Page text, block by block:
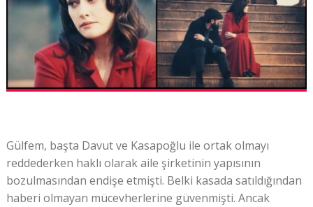
Gülfem, başta Davut ve Kasapoğlu ile ortak olmayı
reddederken haklı olarak aile şirketinin yapısının
bozulmasından endişe etmişti. Belki kasada satıldığından
haberi olmayan mücevherlerine güvenmişti. Ancak